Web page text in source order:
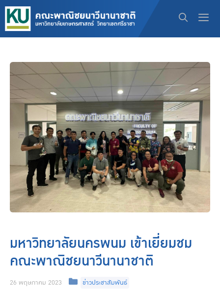
มหาวิทยาลัยนครพนม เข้าเยี่ยมชม
คณะพาณิชยนาวีนานาชาติ
26 พฤษภาคม 2023 ข่าวประชาสัมพันธ์